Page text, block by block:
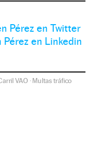
Pérez en Twitter
Pérez en Linkedin
VAO ·Multas tráfico